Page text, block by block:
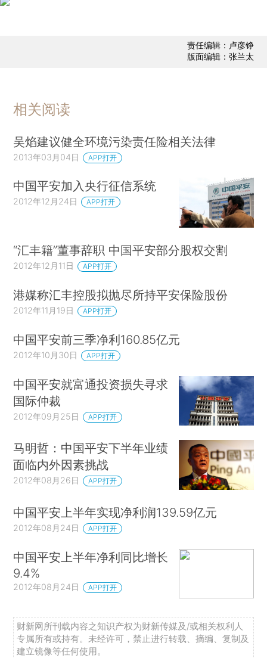
责任编辑：卢彦铮
版面编辑：张兰太
相关阅读
吴焰建议健全环境污染责任险相关法律
2013年03月04日 APP打开
中国平安加入央行征信系统
2012年12月24日 APP打开
“汇丰籍”董事辞职 中国平安部分股权交割
2012年12月11日 APP打开
港媒称汇丰控股拟抛尽所持平安保险股份
2012年11月19日 APP打开
中国平安前三季净利160.85亿元
2012年10月30日 APP打开
中国平安就富通投资损失寻求
国际仲裁
2012年09月25日 APP打开
马明哲：中国平安下半年业绩
面临内外因素挑战
2012年08月26日 APP打开
中国平安上半年实现净利润139.59亿元
2012年08月24日 APP打开
中国平安上半年净利同比增长
9.4%
2012年08月24日 APP打开
财新网所刊载内容之知识产权为财新传媒及/或相关权利人
专属所有或持有。未经许可，禁止进行转载、摘编、复制及
建立镜像等任何使用。